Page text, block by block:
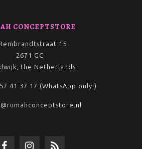
CONCEPTSTORE
15
2671 GC
the Netherlands
41 37 17 (WhatsApp only!)